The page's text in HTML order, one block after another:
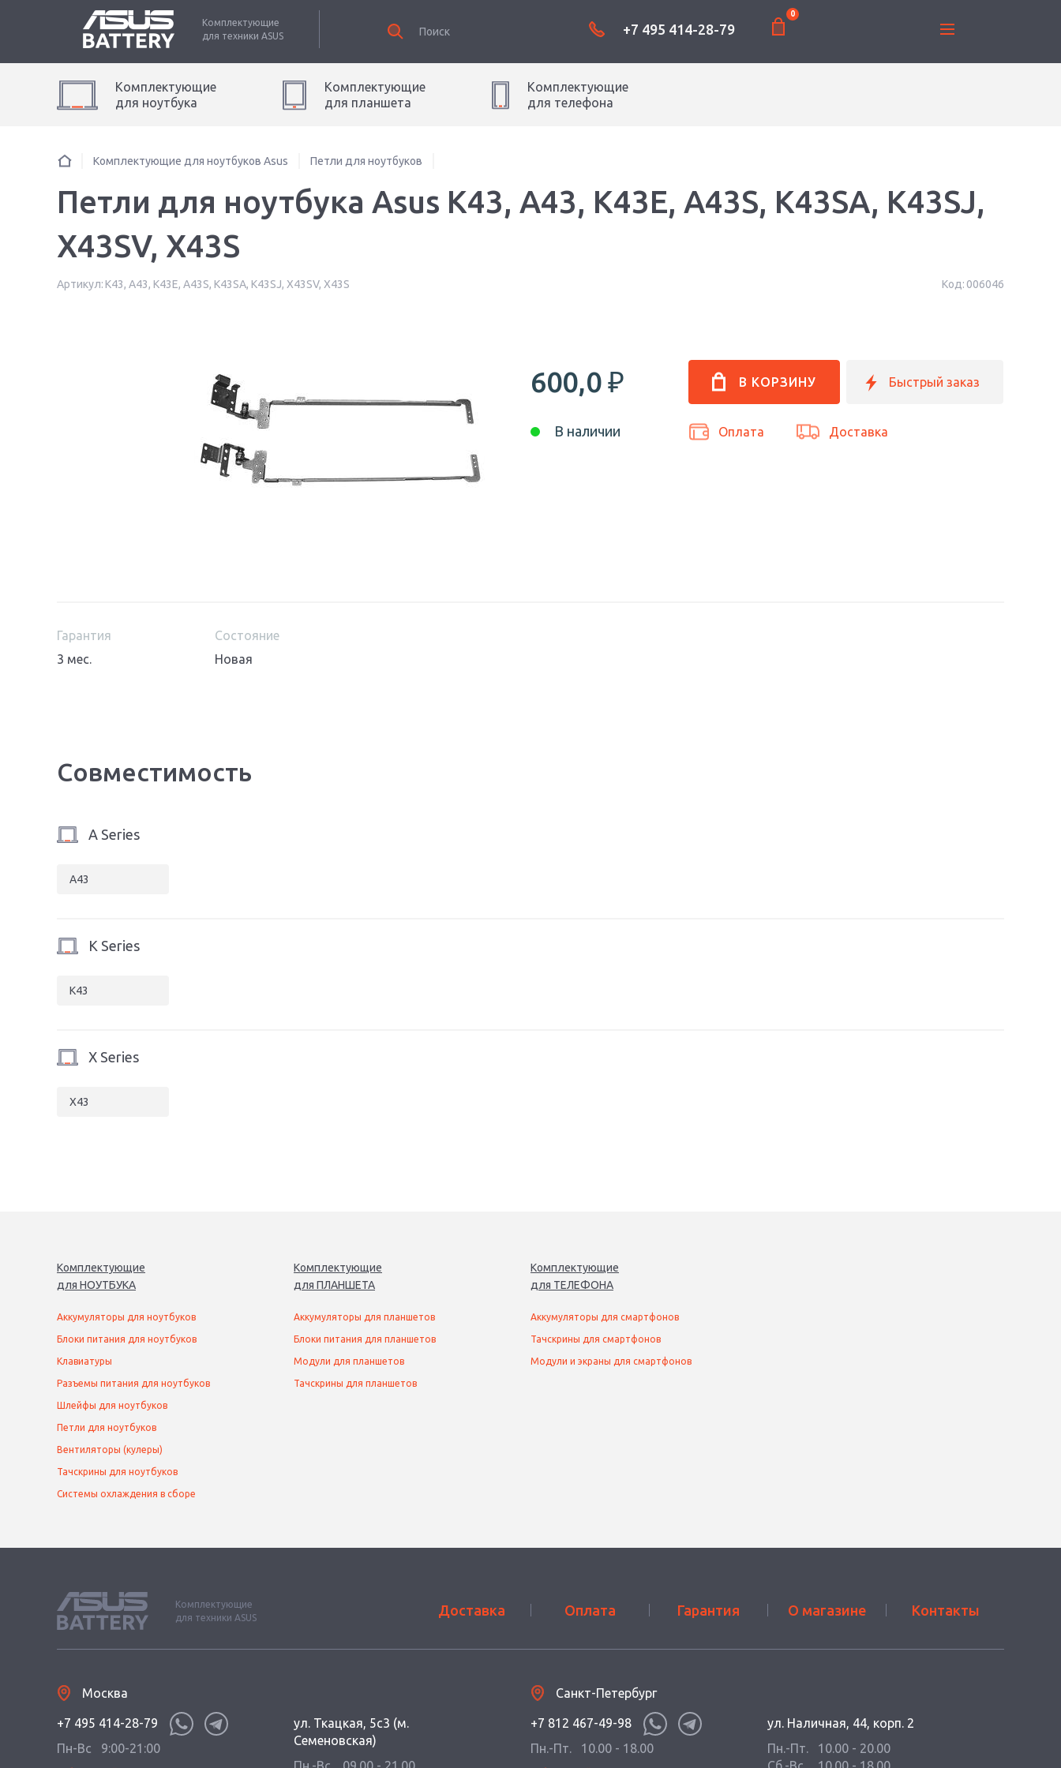
Комплектующие
для техники ASUS +7 495 414-28-79
0
Комплектующие
для ноутбука
Комплектующие
для планшета
Комплектующие
для телефона
Комплектующие для ноутбуков Asus Петли для ноутбуков
Петли для ноутбука Asus K43, A43, K43E, A43S, K43SA, K43SJ,
X43SV, X43S
Артикул:K43, A43, K43E, A43S, K43SA, K43SJ, X43SV, X43S Код: 006046
600,0₽
В наличии Оплата Доставка
Гарантия
3 мес.
Состояние
Новая
Совместимость
A Series
A43
K Series
K43
X Series
X43
Комплектующие
для НОУТБУКА
Аккумуляторы для ноутбуков
Блоки питания для ноутбуков
Клавиатуры
Разъемы питания для ноутбуков
Шлейфы для ноутбуков
Петли для ноутбуков
Вентиляторы (кулеры)
Тачскрины для ноутбуков
Системы охлаждения в сборе
Комплектующие
для ПЛАНШЕТА
Аккумуляторы для планшетов
Блоки питания для планшетов
Модули для планшетов
Тачскрины для планшетов
Комплектующие
для ТЕЛЕФОНА
Аккумуляторы для смартфонов
Тачскрины для смартфонов
Модули и экраны для смартфонов
Комплектующие
для техники ASUS
Доставка Оплата Гарантия О магазине Контакты
Москва
+7 495 414-28-79
Пн-Вс
9:00-21:00
ул. Ткацкая, 5с3 (м.
Семеновская)
Санкт-Петербург
+7 812 467-49-98
Пн.-Пт.
10.00 - 18.00
ул. Наличная, 44, корп. 2
Пн.-Пт.
10.00 - 20.00